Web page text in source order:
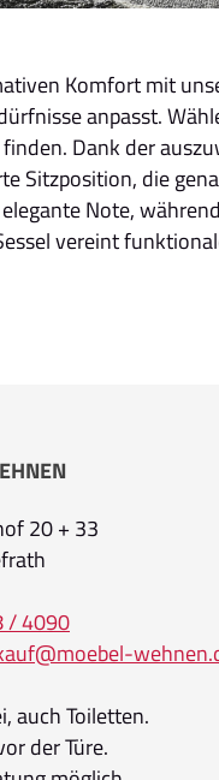
Komfort mit
anpasst.
Dank der
Sitzposition, die
Note,
vereint
20 + 33
/ 4090
auch Toiletten.
der Türe.